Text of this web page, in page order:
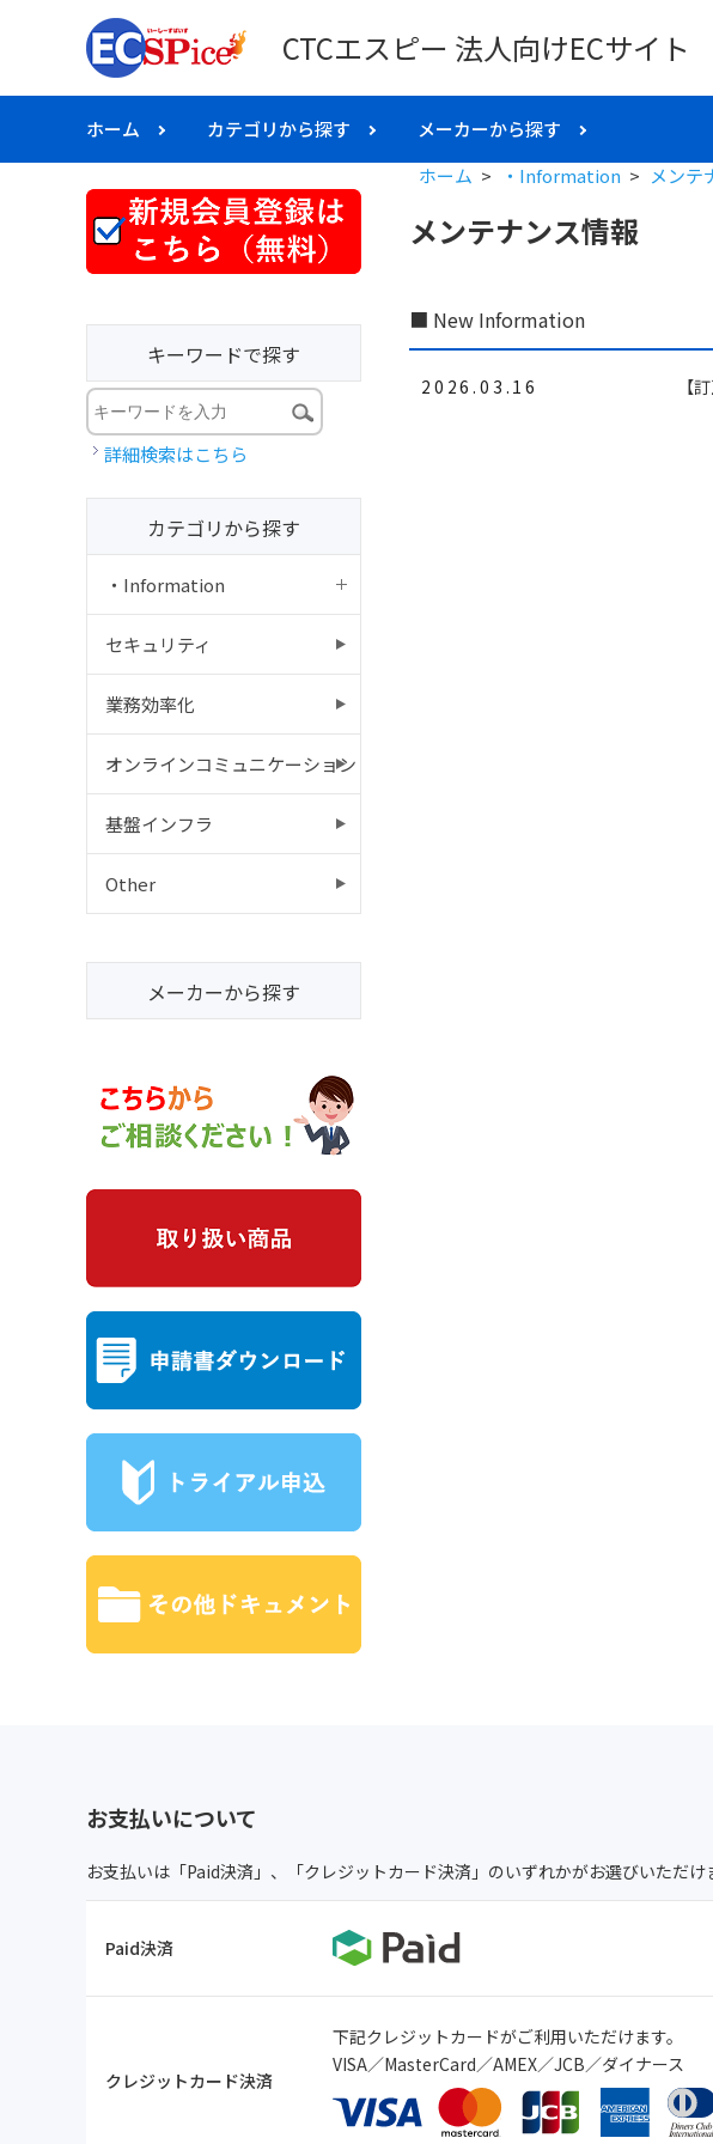
CTCエスピー 法人向けECサイト
ホーム カテゴリから探す メーカーから探す
ホーム > ・Information > メンテ
メンテナンス情報
■ New Information
2026.03.16 【
キーワードで探す
詳細検索はこちら
カテゴリから探す
・Information
セキュリティ
業務効率化
オンラインコミュニケーション
基盤インフラ
Other
メーカーから探す
お支払いについて
お支払いは「Paid決済」、「クレジットカード決済」のいずれかがお選びいただけ
Paid決済
クレジットカード決済
下記クレジットカードがご利用いただけます。
VISA／MasterCard／AMEX／JCB／ダイナース